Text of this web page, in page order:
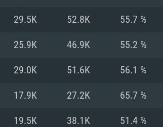
29.5K 52.8K 55.7 %
25.9K 46.9K 55.2 %
29.0K 51.6K 56.1 %
17.9K 27.2K 65.7 %
19.5K 38.1K 51.4 %